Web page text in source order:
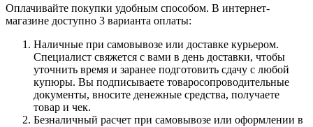
Оплачивайте покупки удобным способом. В интернет-
магазине доступно 3 варианта оплаты:
Наличные при самовывозе или доставке курьером.
Специалист свяжется с вами в день доставки, чтобы
уточнить время и заранее подготовить сдачу с любой
купюры. Вы подписываете товаросопроводительные
документы, вносите денежные средства, получаете
товар и чек.
Безналичный расчет при самовывозе или оформлении в